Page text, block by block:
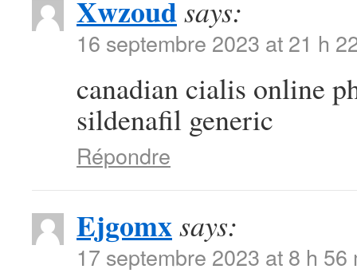
Xwzoudsays:
16 septembre 2023 at 21 h
canadian cialis online
sildenafil generic
Répondre
Ejgomxsays:
17 septembre 2023 at 8 h 56